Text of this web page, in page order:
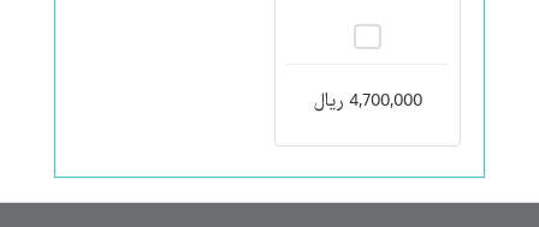
4,700,000 ریال